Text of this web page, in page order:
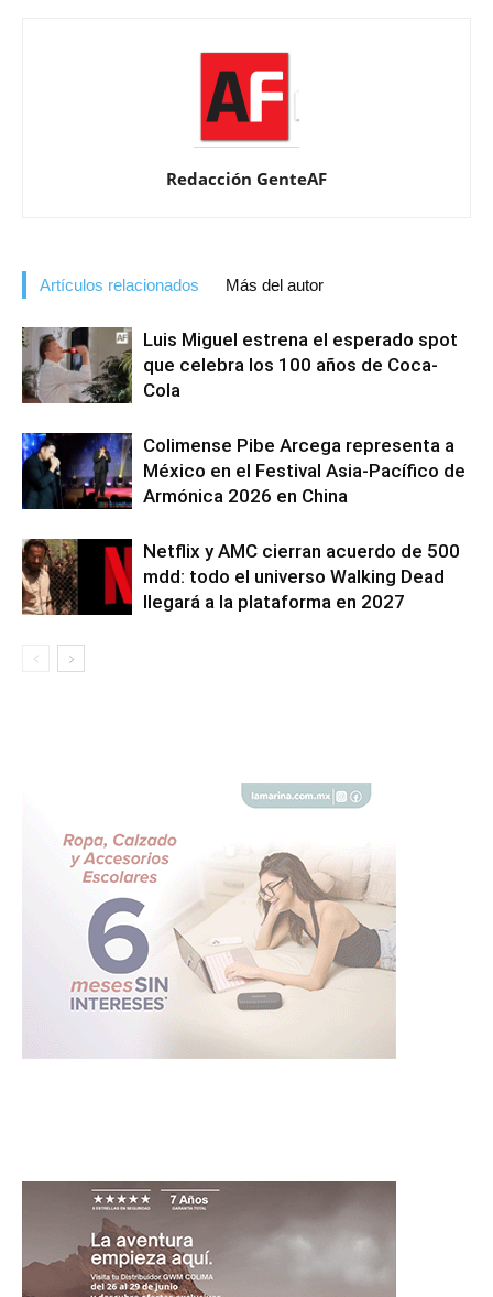
Redacción GenteAF
Artículos relacionados Más del autor
Luis Miguel estrena el esperado spot
que celebra los 100 años de Coca-
Cola
Colimense Pibe Arcega representa a
México en el Festival Asia-Pacífico de
Armónica 2026 en China
Netflix y AMC cierran acuerdo de 500
mdd: todo el universo Walking Dead
llegará a la plataforma en 2027